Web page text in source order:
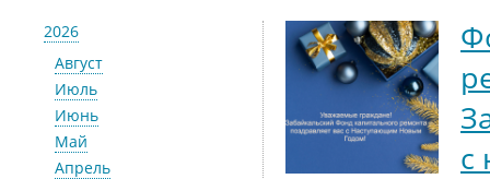
2026
Август
Июль
Июнь
Май
Апрель
с